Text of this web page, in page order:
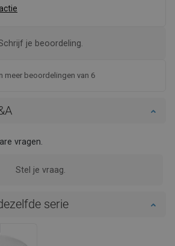
meer beoordelingen van 6
je beoordeling.
vragen.
Stel je vraag.
serie